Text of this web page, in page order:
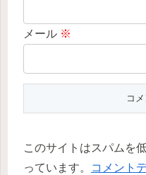
メール ※
このサイトはスパムを
っています。
コメント